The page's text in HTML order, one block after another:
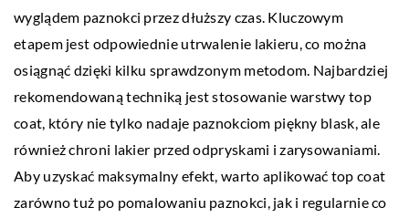
wyglądem paznokci przez dłuższy czas. Kluczowym
etapem jest odpowiednie utrwalenie lakieru, co można
osiągnąć dzięki kilku sprawdzonym metodom. Najbardziej
rekomendowaną techniką jest stosowanie warstwy top
coat, który nie tylko nadaje paznokciom piękny blask, ale
również chroni lakier przed odpryskami i zarysowaniami.
Aby uzyskać maksymalny efekt, warto aplikować top coat
zarówno tuż po pomalowaniu paznokci, jak i regularnie co